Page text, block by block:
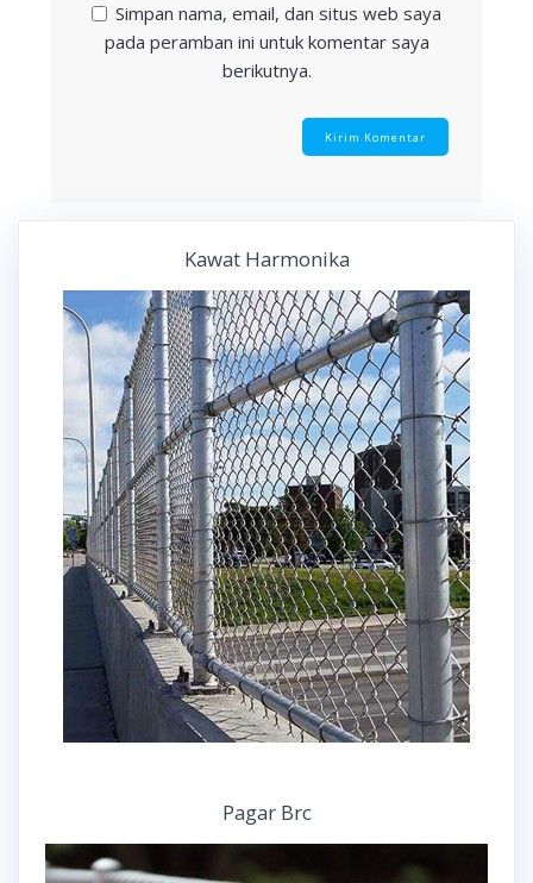
Simpan nama, email, dan situs web saya
pada peramban ini untuk komentar saya
berikutnya.
Kawat Harmonika
Pagar Brc